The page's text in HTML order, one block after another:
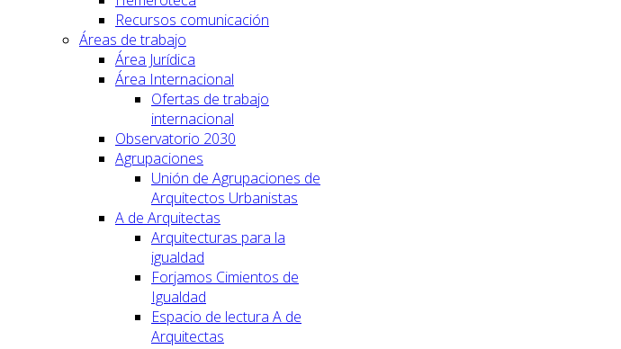
Recursos comunicación
Áreas de trabajo
Área Jurídica
Área Internacional
Ofertas de trabajo
internacional
Observatorio 2030
Agrupaciones
Unión de Agrupaciones de
Arquitectos Urbanistas
A de Arquitectas
Arquitecturas para la
igualdad
Forjamos Cimientos de
Igualdad
Espacio de lectura A de
Arquitectas